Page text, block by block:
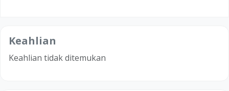
Keahlian
Keahlian tidak ditemukan